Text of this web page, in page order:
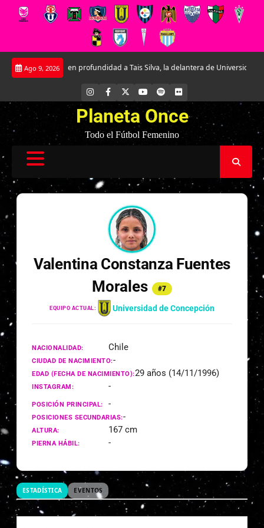
Saltar
Ago 9, 2026
Conociendo en profundidad a Tais Silva, la delantera de Universidad
INSTAGRAM
FACEBOOK YOUTUBE
SPOTIFYFLICKR
Planeta Once
Todo el Fútbol Femenino
Valentina Constanza Fuentes
Morales
#7
EQUIPO ACTUAL: Universidad de Concepción
NACIONALIDAD: Chile
CIUDAD DE NACIMIENTO:-
EDAD (FECHA DE NACIMIENTO):29 años (14/11/1996)
INSTAGRAM: -
POSICIÓN PRINCIPAL: -
POSICIONES SECUNDARIAS:-
ALTURA: 167 cm
PIERNA HÁBIL: -
ESTADÍSTICA EVENTOS